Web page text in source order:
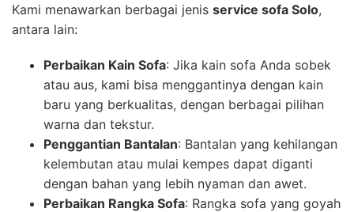
Kami menawarkan berbagai jenis service sofa Solo,
antara lain:
Perbaikan Kain Sofa: Jika kain sofa Anda sobek
atau aus, kami bisa menggantinya dengan kain
baru yang berkualitas, dengan berbagai pilihan
warna dan tekstur.
Penggantian Bantalan: Bantalan yang kehilangan
kelembutan atau mulai kempes dapat diganti
dengan bahan yang lebih nyaman dan awet.
Perbaikan Rangka Sofa: Rangka sofa yang goyah